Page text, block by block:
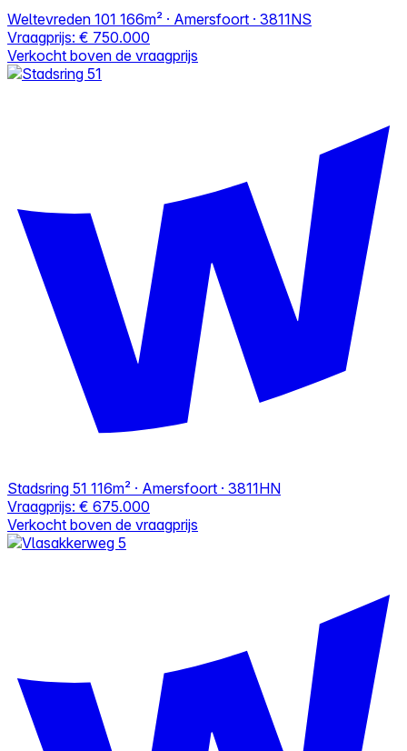
Weltevreden 101 166m² · Amersfoort · 3811NS
Vraagprijs: € 750.000
Verkocht boven de vraagprijs
Stadsring 51 116m² · Amersfoort · 3811HN
Vraagprijs: € 675.000
Verkocht boven de vraagprijs